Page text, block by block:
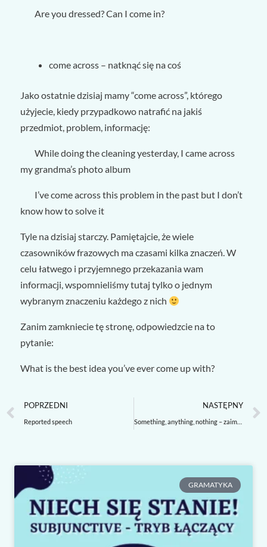
Are you dressed? Can I come in?
come across – natknąć się na coś
Jako ostatnie dzisiaj mamy “come across”, którego
użyjecie, kiedy przypadkowo natrafić na jakiś
przedmiot, problem, informację:
While doing the cleaning yesterday, I came across
my grandma’s photo album
I’ve come across this problem in the past but I don’t
know how to solve it
Tyle na dzisiaj starczy. Pamiętajcie, że wiele
czasowników frazowych ma czasami kilka znaczeń. W
celu łatwego i przyjemnego przekazania wam
informacji, wspomnieliśmy tutaj tylko o jednym
wybranym znaczeniu każdego z nich
Zanim zamkniecie tę stronę, odpowiedzcie na to
pytanie:
What is the best idea you’ve ever come up with?
Prev
POPRZEDNI
Reported speech
NASTĘPNY
Something, anything, nothing – zaimki nieokreślone w języku angielskim
GRAMATYKA